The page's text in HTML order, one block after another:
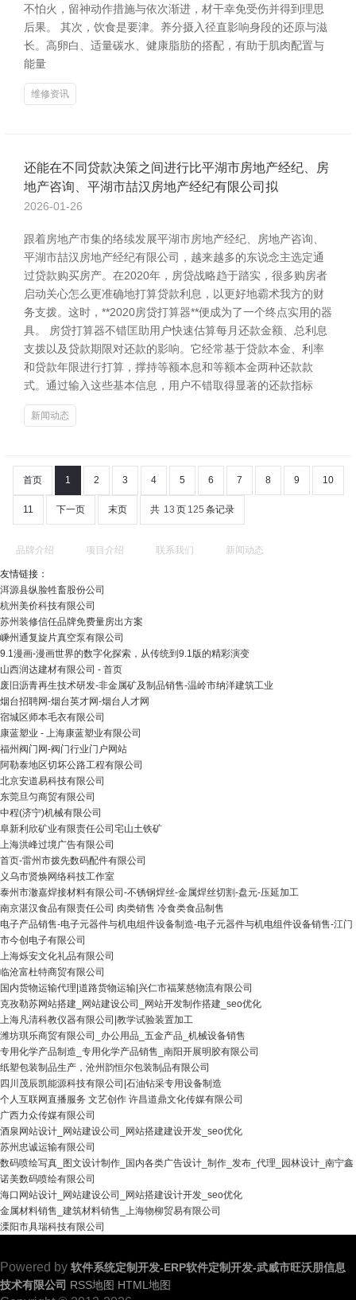
不怕火，留神动作措施与依次渐进，材干幸免受伤并得到理思
后果。 其次，饮食是要津。养分摄入径直影响身段的还原与滋
长。高卵白、适量碳水、健康脂肪的搭配，有助于肌肉配置与
能量
维修资讯
还能在不同贷款决策之间进行比平湖市房地产经纪、房
地产咨询、平湖市喆汉房地产经纪有限公司拟
2026-01-26
跟着房地产市集的络续发展平湖市房地产经纪、房地产咨询、
平湖市喆汉房地产经纪有限公司，越来越多的东说念主选定通
过贷款购买房产。在2020年，房贷战略趋于踏实，很多购房者
启动关心怎么更准确地打算贷款利息，以更好地霸术我方的财
务支拨。这时，**2020房贷打算器**便成为了一个终点实用的器
具。 房贷打算器不错匡助用户快速估算每月还款金额、总利息
支拨以及贷款期限对还款的影响。它经常基于贷款本金、利率
和贷款年限进行打算，撑持等额本息和等额本金两种还款款
式。通过输入这些基本信息，用户不错取得显著的还款指标
新闻动态
首页 1 2 3 4 5 6 7 8 9 10
11 下一页 末页 共 13 页 125 条记录
品牌介绍 项目介绍 联系我们 新闻动态
友情链接：
洱源县纵脸牲畜股份公司
杭州美价科技有限公司
苏州装修信任品牌免费量房出方案
嵊州通复旋片真空泵有限公司
9.1漫画-漫画世界的数字化探索，从传统到9.1版的精彩演变
山西润达建材有限公司 - 首页
废旧沥青再生技术研发-非金属矿及制品销售-温岭市纳洋建筑工业
烟台招聘网-烟台英才网-烟台人才网
宿城区师本毛衣有限公司
康蓝塑业 - 上海康蓝塑业有限公司
福州阀门网-阀门行业门户网站
阿勒泰地区切坏公路工程有限公司
北京安道易科技有限公司
东莞旦匀商贸有限公司
中程(济宁)机械有限公司
阜新利欣矿业有限责任公司宅山土铁矿
上海洪峰过境广告有限公司
首页-雷州市拨先数码配件有限公司
义乌市贤焕网络科技工作室
泰州市澈嘉焊接材料有限公司-不锈钢焊丝-金属焊丝切割-盘元-压延加工
南京湛汉食品有限责任公司 肉类销售 冷食类食品制售
电子产品销售-电子元器件与机电组件设备制造-电子元器件与机电组件设备销售-江门
市今创电子有限公司
上海烁安文化礼品有限公司
临沧富杜特商贸有限公司
国内货物运输代理|道路货物运输|兴仁市福莱慈物流有限公司
克孜勒苏网站搭建_网站建设公司_网站开发制作搭建_seo优化
上海凡清科教仪器有限公司|教学试验装置加工
潍坊琪乐商贸有限公司_办公用品_五金产品_机械设备销售
专用化学产品制造_专用化学产品销售_南阳开展明胶有限公司
纸塑包装制品生产，沧州韵恒尔包装制品有限公司
四川茂辰凯能源科技有限公司|石油钻采专用设备制造
个人互联网直播服务 文艺创作 许昌道鼎文化传媒有限公司
广西力众传媒有限公司
酒泉网站设计_网站建设公司_网站搭建建设开发_seo优化
苏州忠诚运输有限公司
数码喷绘写真_图文设计制作_国内各类广告设计_制作_发布_代理_园林设计_南宁鑫
诺美数码喷绘有限公司
海口网站设计_网站建设公司_网站搭建设计开发_seo优化
金属材料销售_建筑材料销售_上海物柳贸易有限公司
溧阳市具瑞科技有限公司
Powered by 软件系统定制开发-ERP软件定制开发-武威市旺沃朋信息
技术有限公司 RSS地图 HTML地图